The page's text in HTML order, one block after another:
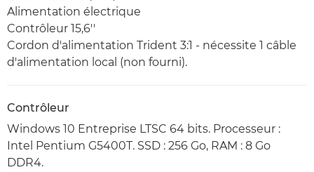
Alimentation électrique
Contrôleur 15,6''
Cordon d'alimentation Trident 3:1 - nécessite 1 câble
d'alimentation local (non fourni).
Contrôleur
Windows 10 Entreprise LTSC 64 bits. Processeur :
Intel Pentium G5400T. SSD : 256 Go, RAM : 8 Go
DDR4.